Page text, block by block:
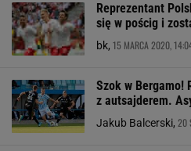
Reprezentant
się w pościg i
bk, 15 MARCA 2020,
Szok w Bergamo!
z autsajderem.
Jakub Balcerski, 20